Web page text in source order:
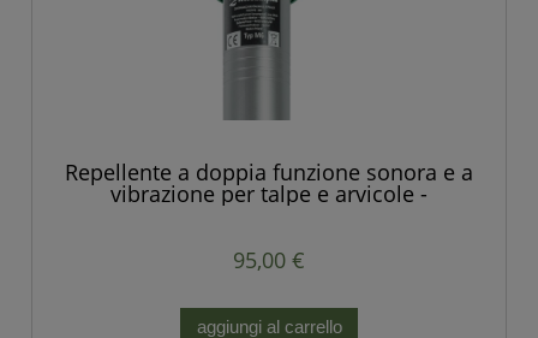
Repellente a doppia funzione sonora e a
vibrazione per talpe e arvicole -
Produzione europea.
95,00 €
aggiungi al carrello